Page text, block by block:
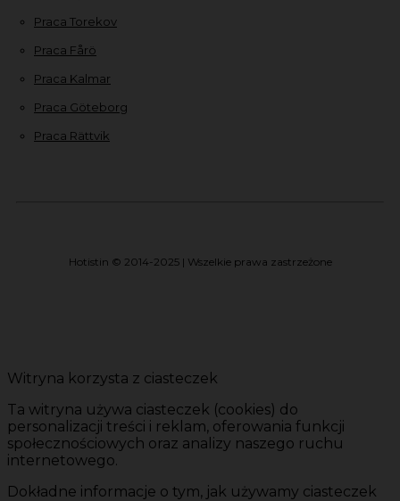
Praca Torekov
Praca Fårö
Praca Kalmar
Praca Göteborg
Praca Rättvik
Hotistin © 2014-2025 | Wszelkie prawa zastrzeżone
Witryna korzysta z ciasteczek
Ta witryna używa ciasteczek (cookies) do
personalizacji treści i reklam, oferowania funkcji
społecznościowych oraz analizy naszego ruchu
internetowego.
Dokładne informacje o tym, jak używamy ciasteczek